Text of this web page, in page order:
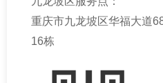
重庆市九龙坡区华福大道
16栋